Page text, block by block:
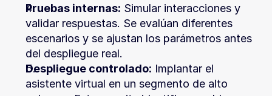
Pruebas internas: Simular interacciones y
validar respuestas. Se evalúan diferentes
escenarios y se ajustan los parámetros antes
del despliegue real.
Despliegue controlado: Implantar el
asistente virtual en un segmento de alto